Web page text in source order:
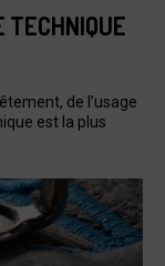
TECHNIQUE
de l’usage
est la plus